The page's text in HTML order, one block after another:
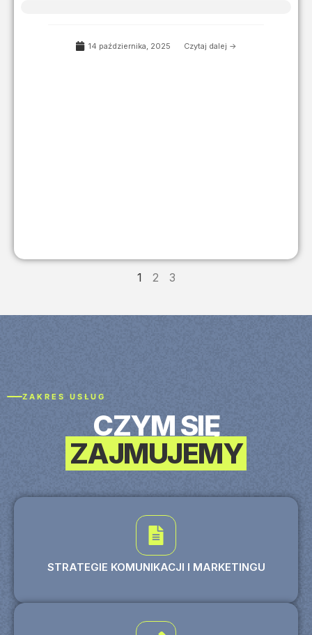
14 października, 2025 Czytaj dalej ->
1 2 3
ZAKRES USŁUG
CZYM SIĘ
ZAJMUJEMY
STRATEGIE KOMUNIKACJI I MARKETINGU